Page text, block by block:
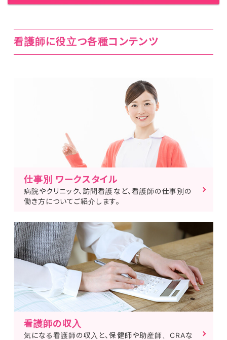
看護師に役立つ各種コンテンツ
仕事別 ワークスタイル
病院やクリニック、訪問看護など、看護師の仕事別の
働き方についてご紹介します。
看護師の収入
気になる看護師の収入と、保健師や助産師、CRAな